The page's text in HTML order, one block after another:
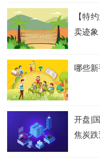
【特
卖迹
哪些
开盘|
焦炭